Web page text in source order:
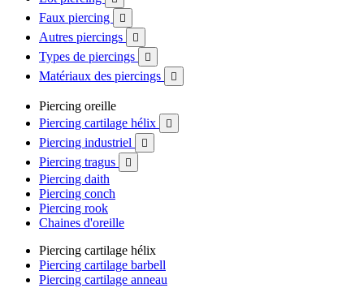
Faux piercing 
Autres piercings 
Types de piercings 
Matériaux des piercings 
Piercing oreille
Piercing cartilage hélix

Piercing industriel 
Piercing tragus 
Piercing daith
Piercing conch
Piercing rook
Chaines d'oreille
Piercing cartilage hélix
Piercing cartilage barbell
Piercing cartilage anneau